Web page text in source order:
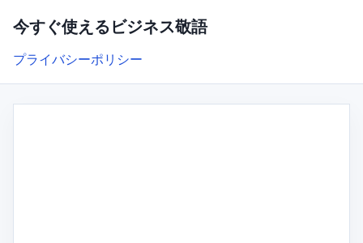
今すぐ使えるビジネス敬語
プライバシーポリシー